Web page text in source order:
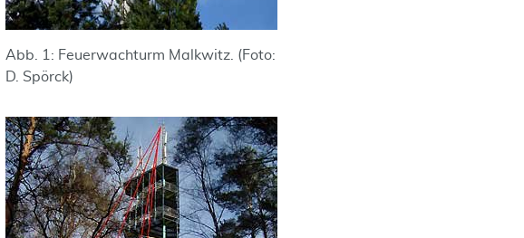
Abb. 1: Feuerwachturm Malkwitz. (Foto:
D. Spörck)